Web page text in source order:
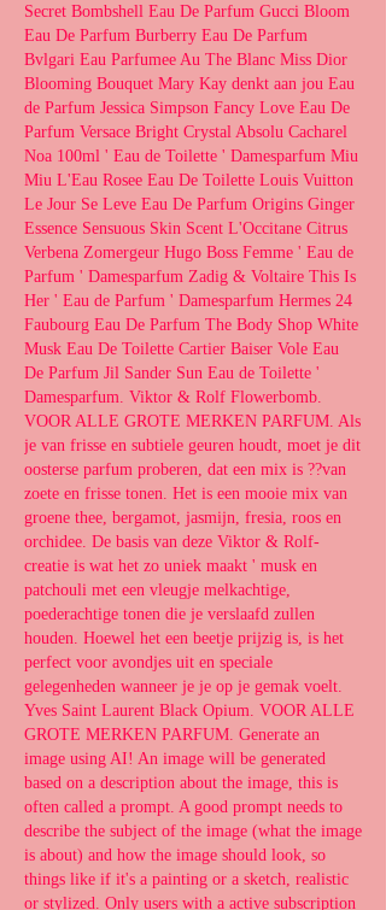
Secret Bombshell Eau De Parfum Gucci Bloom
Eau De Parfum Burberry Eau De Parfum
Bvlgari Eau Parfumee Au The Blanc Miss Dior
Blooming Bouquet Mary Kay denkt aan jou Eau
de Parfum Jessica Simpson Fancy Love Eau De
Parfum Versace Bright Crystal Absolu Cacharel
Noa 100ml ' Eau de Toilette ' Damesparfum Miu
Miu L'Eau Rosee Eau De Toilette Louis Vuitton
Le Jour Se Leve Eau De Parfum Origins Ginger
Essence Sensuous Skin Scent L'Occitane Citrus
Verbena Zomergeur Hugo Boss Femme ' Eau de
Parfum ' Damesparfum Zadig & Voltaire This Is
Her ' Eau de Parfum ' Damesparfum Hermes 24
Faubourg Eau De Parfum The Body Shop White
Musk Eau De Toilette Cartier Baiser Vole Eau
De Parfum Jil Sander Sun Eau de Toilette '
Damesparfum. Viktor & Rolf Flowerbomb.
VOOR ALLE GROTE MERKEN PARFUM. Als
je van frisse en subtiele geuren houdt, moet je dit
oosterse parfum proberen, dat een mix is ??van
zoete en frisse tonen. Het is een mooie mix van
groene thee, bergamot, jasmijn, fresia, roos en
orchidee. De basis van deze Viktor & Rolf-
creatie is wat het zo uniek maakt ' musk en
patchouli met een vleugje melkachtige,
poederachtige tonen die je verslaafd zullen
houden. Hoewel het een beetje prijzig is, is het
perfect voor avondjes uit en speciale
gelegenheden wanneer je je op je gemak voelt.
Yves Saint Laurent Black Opium. VOOR ALLE
GROTE MERKEN PARFUM. Generate an
image using AI! An image will be generated
based on a description about the image, this is
often called a prompt. A good prompt needs to
describe the subject of the image (what the image
is about) and how the image should look, so
things like if it's a painting or a sketch, realistic
or stylized. Only users with a active subscription